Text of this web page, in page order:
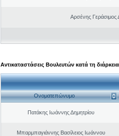
Αρσένης Γεράσιμος
Αντικαταστάσεις Βουλευτών κατά τη
Ονοματεπώνυμο
Πατάκης Ιωάννης Δημητρίου
Μπαρμπαγιάννης Βασίλειος Ιωάννου